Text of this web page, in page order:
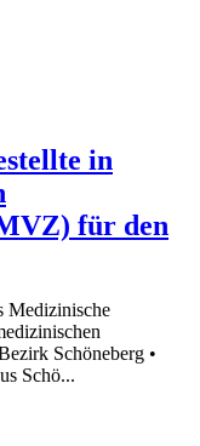
in
für den
Medizinische
Schöneberg •
Schö...